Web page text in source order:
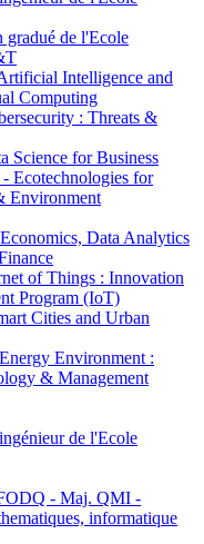
de l'Ecole
Intelligence and
Computing
: Threats &
Science for Business
Ecotechnologies for
Environment
Data Analytics
of Things : Innovation
Program (IoT)
Cities and Urban
Environment :
& Management
de l'Ecole
- Maj. QMI -
informatique